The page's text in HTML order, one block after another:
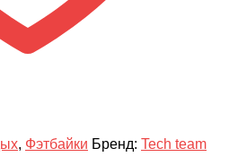
, Фэтбайки Бренд: Tech team